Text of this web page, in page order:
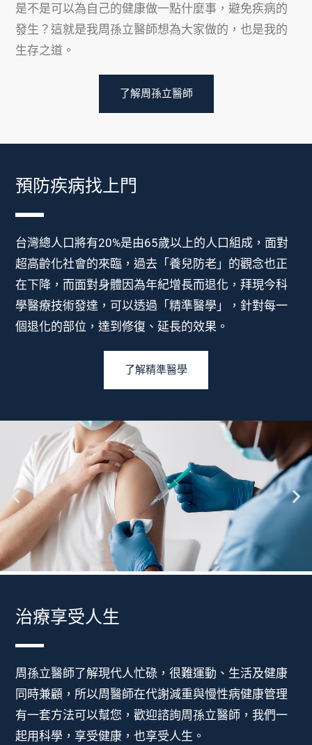
是不是可以為自己的健康做一點什麼事，避免疾病的
發生？這就是我周孫立醫師想為大家做的，也是我的
生存之道。
了解周孫立醫師
預防疾病找上門
台灣總人口將有20%是由65歲以上的人口組成，面對
超高齡化社會的來臨，過去「養兒防老」的觀念也正
在下降，而面對身體因為年紀增長而退化，拜現今科
學醫療技術發達，可以透過「精準醫學」，針對每一
個退化的部位，達到修復、延長的效果。
了解精準醫學
治療享受人生
周孫立醫師了解現代人忙碌，很難運動、生活及健康
同時兼顧，所以周醫師在代謝減重與慢性病健康管理
有一套方法可以幫您，歡迎諮詢周孫立醫師，我們一
起用科學，享受健康，也享受人生。